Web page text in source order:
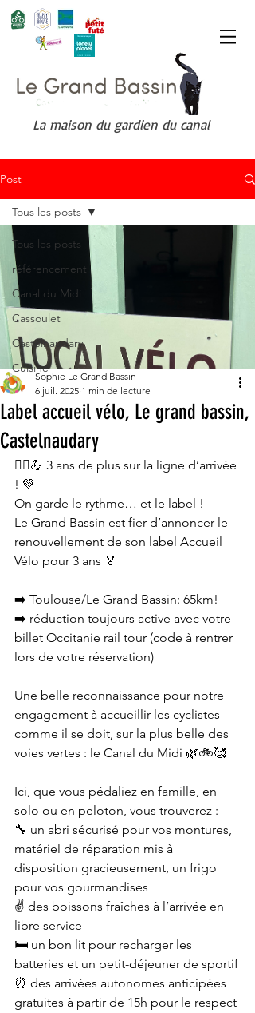
La maison du gardien du canal
Post
Tous les posts
référencement
Canal du Midi
Cassoulet
Castelnaudary
Cuisine
Tous les posts
Label accueil vélo, Le grand bassin,
Castelnaudary
Sophie Le Grand Bassin
6 juil. 2025 1 min de lecture
🚴‍♂️💪 3 ans de plus sur la ligne d’arrivée
! 💚
On garde le rythme… et le label !
Le Grand Bassin est fier d’annoncer le
renouvellement de son label Accueil
Vélo pour 3 ans 🏅
➡️ Toulouse/Le Grand Bassin: 65km!
➡️ réduction toujours active avec votre
billet Occitanie rail tour (code à rentrer
lors de votre réservation)
Une belle reconnaissance pour notre
engagement à accueillir les cyclistes
comme il se doit, sur la plus belle des
voies vertes : le Canal du Midi 🌿🚲🥰
Ici, que vous pédaliez en famille, en
solo ou en peloton, vous trouverez :
🔧 un abri sécurisé pour vos montures,
matériel de réparation mis à
disposition gracieusement, un frigo
pour vos gourmandises
✌️ des boissons fraîches à l’arrivée en
libre service
🛏️ un bon lit pour recharger les
batteries et un petit-déjeuner de sportif
⏰ des arrivées autonomes anticipées
gratuites à partir de 15h pour le respect